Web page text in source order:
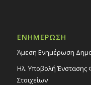
ΕΝΗΜΕΡΩΣΗ
Άμεση Ενημέρωση
Ηλ. Υποβολή Ένστασης
Στοιχείων